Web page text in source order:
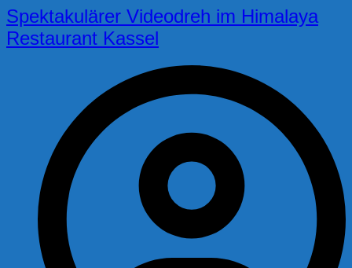
Spektakulärer Videodreh im Himalaya
Restaurant Kassel